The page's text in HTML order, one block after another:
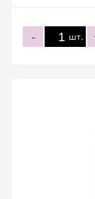
шт.
-